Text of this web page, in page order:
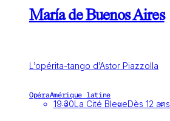
María de Buenos Aires
L’opérita-tango d’Astor Piazzolla
OpéraAmérique latine
19:30La Cité BleueDès 12 ans